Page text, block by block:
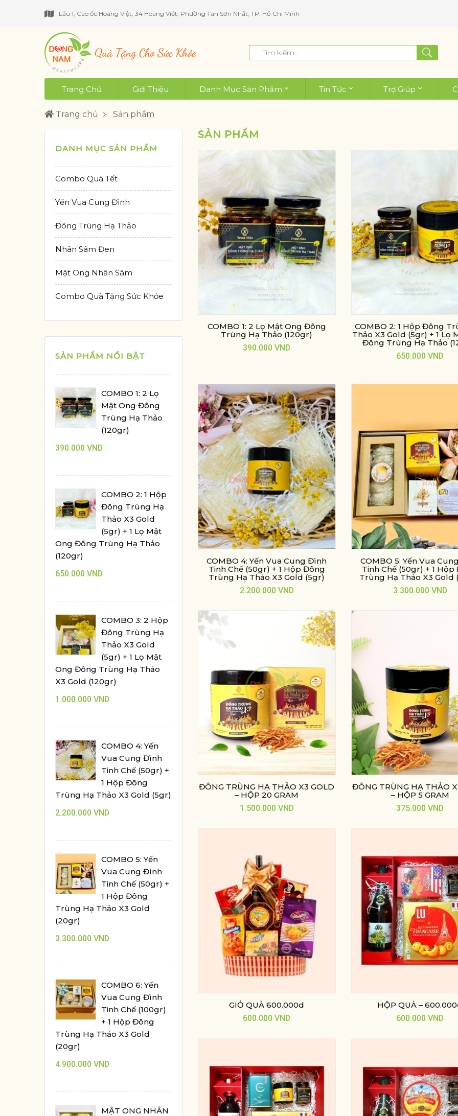
Lầu 1, Cao ốc Hoàng Việt, 34 Hoàng Việt, Phường Tân Sơn Nhất, TP. Hồ Chí Minh
Trang Chủ Giới Thiệu Danh Mục Sản Phẩm Tin Tức Trợ Giúp
Trang chủ Sản phẩm
SẢN PHẨM
COMBO 1: 2 Lọ Mật Ong Đông
Trùng Hạ Thảo (120gr)
390.000VND
COMBO 2: 1 Hộp Đông
Thảo X3 Gold (5gr) + 1 Lọ
Đông Trùng Hạ Thảo
650.000VND
COMBO 4: Yến Vua Cung Đình
Tinh Chế (50gr) + 1 Hộp Đông
Trùng Hạ Thảo X3 Gold (5gr)
2.200.000 VND
COMBO 5: Yến Vua
Tinh Chế (50gr) + 1
Trùng Hạ Thảo X3 Gold
3.300.000 VND
ĐÔNG TRÙNG HẠ THẢO X3 GOLD
– HỘP 20 GRAM
1.500.000 VND
ĐÔNG TRÙNG HẠ THẢO
– HỘP 5 GRAM
375.000VND
GIỎ QUÀ 600.000d
600.000VND
HỘP QUÀ –
600.000VND
DANH MỤC SẢN PHẨM
Combo Quà Tết
Yến Vua Cung Đình
Đông Trùng Hạ Thảo
Nhân Sâm Đen
Mật Ong Nhân Sâm
Combo Quà Tặng Sức Khỏe
SẢN PHẨM NỔI BẬT
COMBO 1: 2 Lọ
Mật Ong Đông
Trùng Hạ Thảo
(120gr)
390.000 VND
COMBO 2: 1 Hộp
Đông Trùng Hạ
Thảo X3 Gold
(5gr) + 1 Lọ Mật
Ong Đông Trùng Hạ Thảo
(120gr)
650.000 VND
COMBO 3: 2 Hộp
Đông Trùng Hạ
Thảo X3 Gold
(5gr) + 1 Lọ Mật
Ong Đông Trùng Hạ Thảo
X3 Gold (120gr)
1.000.000 VND
COMBO 4: Yến
Vua Cung Đình
Tinh Chế (50gr) +
1 Hộp Đông
Trùng Hạ Thảo X3 Gold (5gr)
2.200.000 VND
COMBO 5: Yến
Vua Cung Đình
Tinh Chế (50gr) +
1 Hộp Đông
Trùng Hạ Thảo X3 Gold
(20gr)
3.300.000 VND
COMBO 6: Yến
Vua Cung Đình
Tinh Chế (100gr)
+ 1 Hộp Đông
Trùng Hạ Thảo X3 Gold
(20gr)
4.900.000 VND
MẬT ONG NHÂN